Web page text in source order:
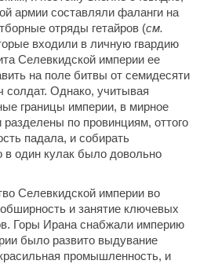
армии составляли фаланги на
отряды гетайров (см.
входили в личную гвардию
Селевкидской империи ее
на поле битвы от семидесяти
солдат. Однако, учитывая
границы империи, в мирное
по провинциям, оттого
падала, и собирать
в один кулак было довольно
Селевкидской империи во
и занятие ключевых
Горы Ирана снабжали империю
было развито выдувание
промышленность, и